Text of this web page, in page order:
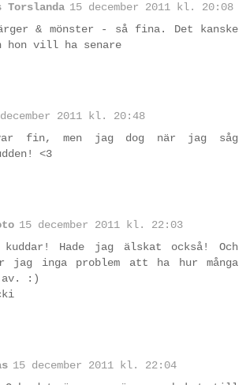
Torslanda 15 december 2011 kl. 20:08
& mönster - så fina. Det kanske
hon vill ha senare
2011 kl. 20:48
fin, men jag dog när jag såg
<3
15 december 2011 kl. 22:03
kuddar! Hade jag älskat också! Och
jag inga problem att ha hur många
av. :)
15 december 2011 kl. 22:04